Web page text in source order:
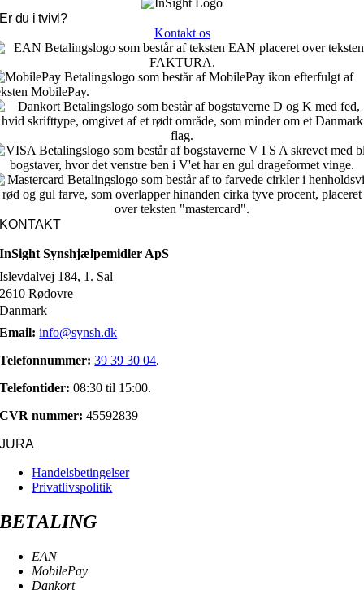
Er du i tvivl?
Kontakt os
KONTAKT
InSight Synshjælpemidler ApS
Islevdalvej 184, 1. Sal
2610 Rødovre
Danmark
Email: info@synsh.dk
Telefonnummer: 39 39 30 04.
Telefontider: 08:30 til 15:00.
CVR nummer: 45592839
JURA
Handelsbetingelser
Privatlivspolitik
BETALING
EAN
MobilePay
Dankort